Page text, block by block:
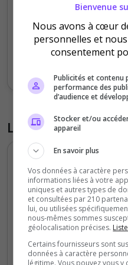
Vendredi Samedi Dimanche
Liste des avis du
5/5
il y a 3 jours
Qualité
Ambiance
Bienvenue
Nous avons à cœur
personnelles et
consentement
Publicités et contenu
performance des
d’audience et
Stocker et/ou
appareil
En savoir plus
Vos données à caractère
informations liées à votre
uniques et autres types de
et consultées par 210
lui, ou utilisées
nous-mêmes sommes
géolocalisation précises.
Certains fournisseurs sont
données à caractère
légitime. Vous pouvez vous